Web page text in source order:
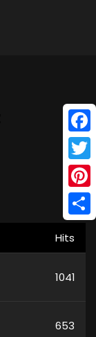
Hits
1041
653